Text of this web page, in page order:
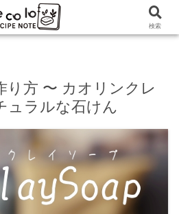
クレイソープの作り方 〜 カオリ
な石けん
り方 〜 カオリンクレ
ュラルな石けん
検索